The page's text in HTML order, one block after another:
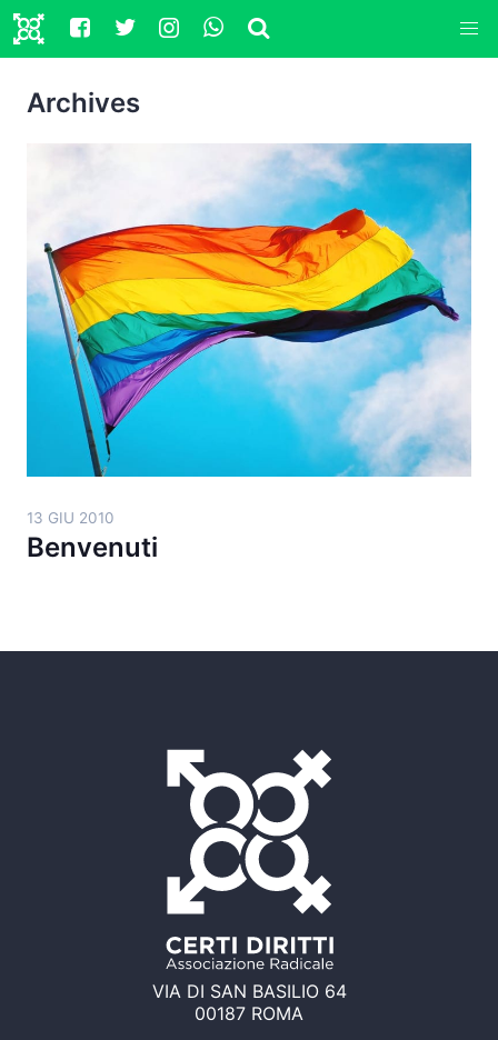
Archives
13 GIU 2010
Benvenuti
VIA DI SAN BASILIO 64
00187 ROMA